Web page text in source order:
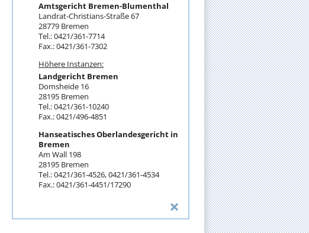
Amtsgericht Bremen-Blumenthal
Landrat-Christians-Straße 67
28779 Bremen
Tel.: 0421/361-7714
Fax.: 0421/361-7302
Höhere Instanzen:
Landgericht Bremen
Domsheide 16
28195 Bremen
Tel.: 0421/361-10240
Fax.: 0421/496-4851
Hanseatisches Oberlandesgericht in
Bremen
Am Wall 198
28195 Bremen
Tel.: 0421/361-4526, 0421/361-4534
Fax.: 0421/361-4451/17290